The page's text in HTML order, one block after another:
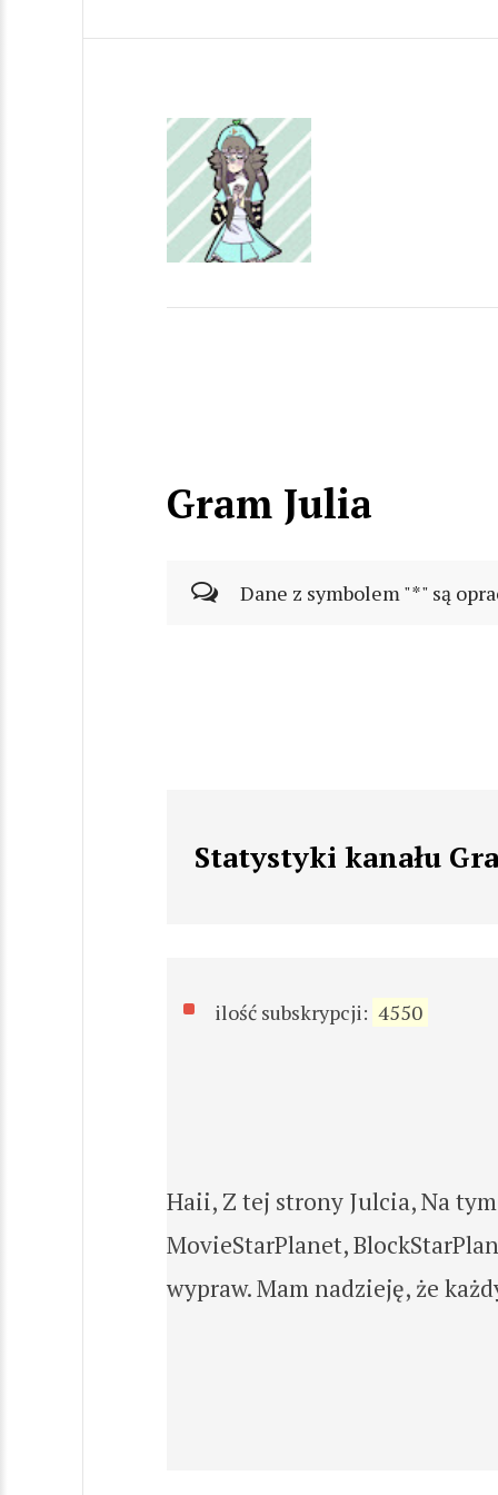
Gram Julia
Dane z symbolem "*" są
Statystyki kanału
ilość subskrypcji: 4550
Haii, Z tej strony Julcia, Na
MovieStarPlanet,
wypraw. Mam nadzieję, że